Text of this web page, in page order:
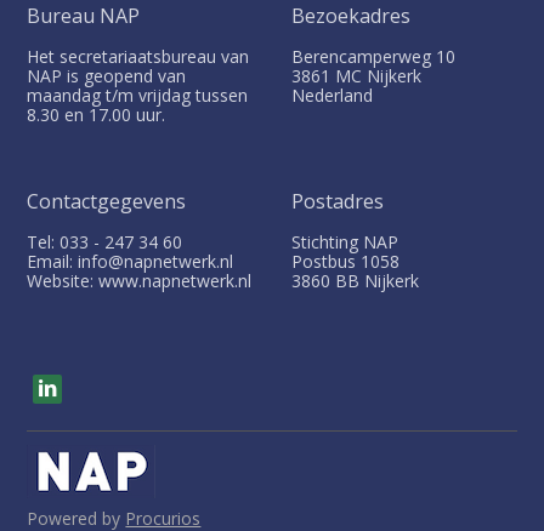
Bureau NAP
Het secretariaatsbureau van
NAP is geopend van
maandag t/m vrijdag tussen
8.30 en 17.00 uur.
Bezoekadres
Berencamperweg 10
3861 MC Nijkerk
Nederland
Contactgegevens
Tel: 033 - 247 34 60
Email: info@napnetwerk.nl
Website: www.napnetwerk.nl
Postadres
Stichting NAP
Postbus 1058
3860 BB Nijkerk
V
rPowered by Procurios